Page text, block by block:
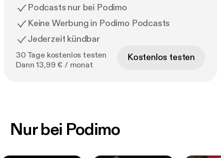
Podcasts nur bei Podimo
Keine Werbung in Podimo Podcasts
Jederzeit kündbar
30 Tage kostenlos testen
Dann 13,99 € / monat
Kostenlos testen
Nur bei Podimo